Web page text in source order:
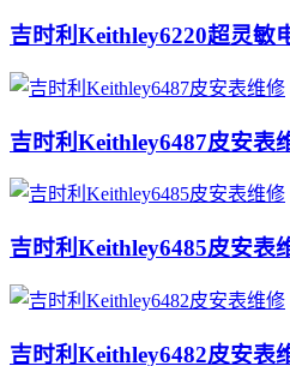
吉时利Keithley6220超灵敏
吉时利Keithley6487皮安表
吉时利Keithley6485皮安表
吉时利Keithley6482皮安表